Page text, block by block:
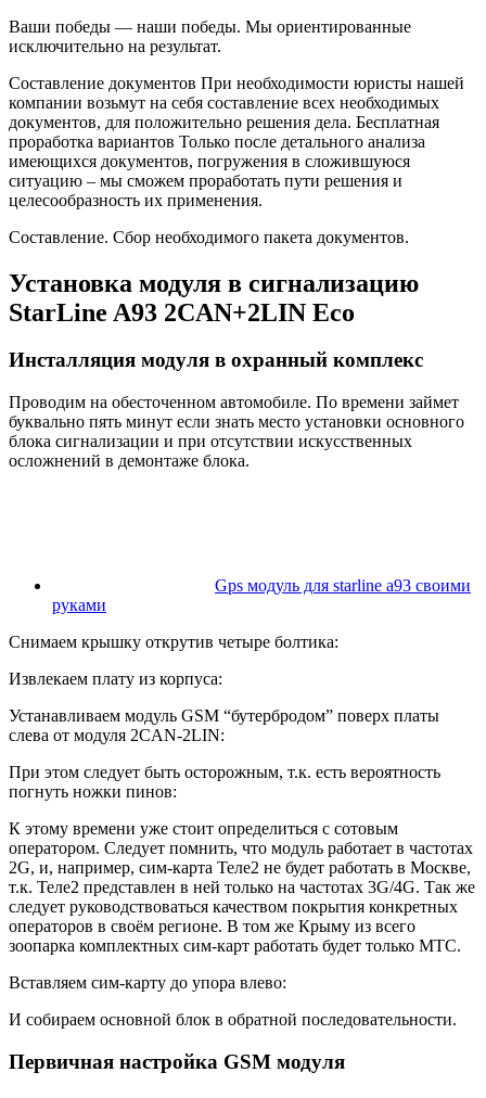
Ваши победы — наши победы. Мы ориентированные
исключительно на результат.
Составление документов При необходимости юристы нашей
компании возьмут на себя составление всех необходимых
документов, для положительно решения дела. Бесплатная
проработка вариантов Только после детального анализа
имеющихся документов, погружения в сложившуюся
ситуацию – мы сможем проработать пути решения и
целесообразность их применения.
Составление. Сбор необходимого пакета документов.
Установка модуля в сигнализацию
StarLine A93 2CAN+2LIN Eco
Инсталляция модуля в охранный комплекс
Проводим на обесточенном автомобиле. По времени займет
буквально пять минут если знать место установки основного
блока сигнализации и при отсутствии искусственных
осложнений в демонтаже блока.
Gps модуль для starline a93 своими
руками
Снимаем крышку открутив четыре болтика:
Извлекаем плату из корпуса:
Устанавливаем модуль GSM “бутербродом” поверх платы
слева от модуля 2CAN-2LIN:
При этом следует быть осторожным, т.к. есть вероятность
погнуть ножки пинов:
К этому времени уже стоит определиться с сотовым
оператором. Следует помнить, что модуль работает в частотах
2G, и, например, сим-карта Теле2 не будет работать в Москве,
т.к. Теле2 представлен в ней только на частотах 3G/4G. Так же
следует руководствоваться качеством покрытия конкретных
операторов в своём регионе. В том же Крыму из всего
зоопарка комплектных сим-карт работать будет только МТС.
Вставляем сим-карту до упора влево:
И собираем основной блок в обратной последовательности.
Первичная настройка GSM модуля